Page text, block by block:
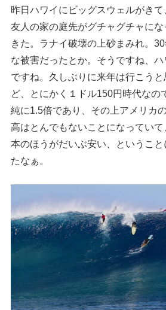
昨日ハワイにビッグスウェルがき
友人の家の庭先がグチャグチャに
きた。ラナイ破壊の上砂まみれ。
な被害だったとか。そうですね、
ですね。久しぶりに来年は行こう
ど、とにかく１ドル150円時代なの
純に1.5倍であり、その上アメリカ
高はとんでもないことになってい
本のほうがだいぶ安い、というこ
たなぁ。
イベント・リリース
FOLLOW US